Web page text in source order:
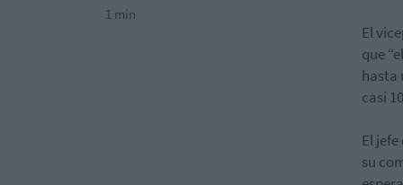
1 min
El
que
hasta
casi
El
su